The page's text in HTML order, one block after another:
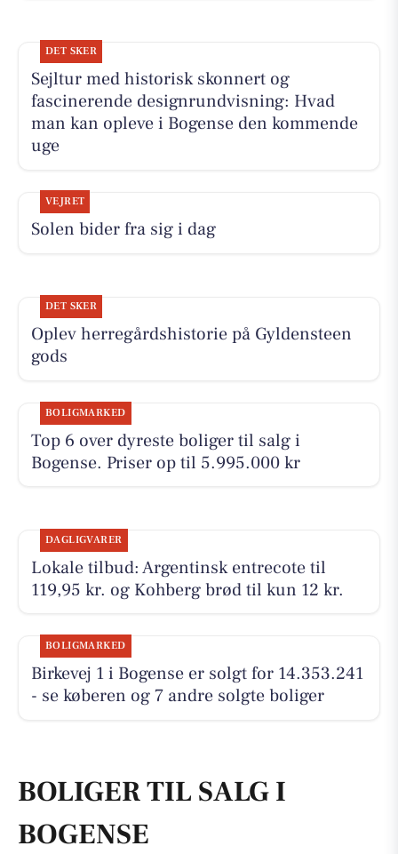
DET SKER
Sejltur med historisk skonnert og
fascinerende designrundvisning: Hvad
man kan opleve i Bogense den kommende
uge
VEJRET
Solen bider fra sig i dag
DET SKER
Oplev herregårdshistorie på Gyldensteen
gods
BOLIGMARKED
Top 6 over dyreste boliger til salg i
Bogense. Priser op til 5.995.000 kr
DAGLIGVARER
Lokale tilbud: Argentinsk entrecote til
119,95 kr. og Kohberg brød til kun 12 kr.
BOLIGMARKED
Birkevej 1 i Bogense er solgt for 14.353.241
- se køberen og 7 andre solgte boliger
BOLIGER TIL SALG I
BOGENSE